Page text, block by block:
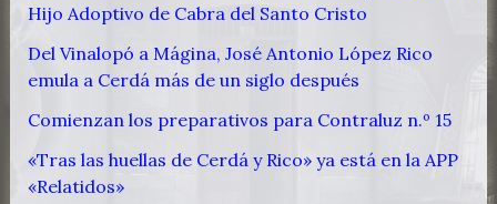
Hijo Adoptivo de Cabra del Santo Cristo
Del Vinalopó a Mágina, José Antonio López Rico
emula a Cerdá más de un siglo después
Comienzan los preparativos para Contraluz n.º 15
«Tras las huellas de Cerdá y Rico» ya está en la APP
«Relatidos»